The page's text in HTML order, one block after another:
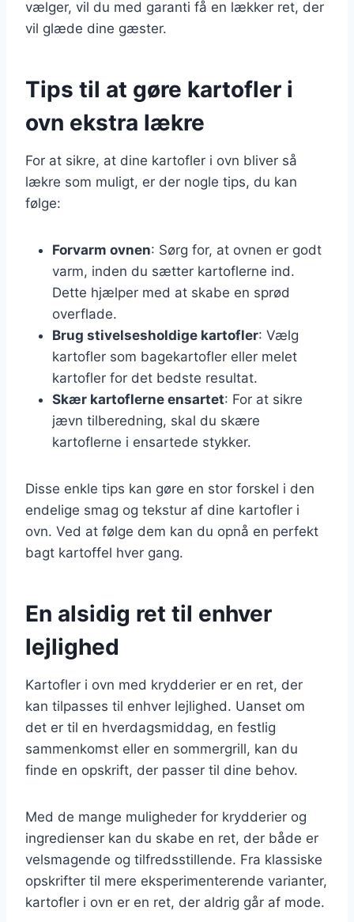
vælger, vil du med garanti få en lækker ret, der
vil glæde dine gæster.
Tips til at gøre kartofler i
ovn ekstra lækre
For at sikre, at dine kartofler i ovn bliver så
lækre som muligt, er der nogle tips, du kan
følge:
Forvarm ovnen: Sørg for, at ovnen er godt
varm, inden du sætter kartoflerne ind.
Dette hjælper med at skabe en sprød
overflade.
Brug stivelsesholdige kartofler: Vælg
kartofler som bagekartofler eller melet
kartofler for det bedste resultat.
Skær kartoflerne ensartet: For at sikre
jævn tilberedning, skal du skære
kartoflerne i ensartede stykker.
Disse enkle tips kan gøre en stor forskel i den
endelige smag og tekstur af dine kartofler i
ovn. Ved at følge dem kan du opnå en perfekt
bagt kartoffel hver gang.
En alsidig ret til enhver
lejlighed
Kartofler i ovn med krydderier er en ret, der
kan tilpasses til enhver lejlighed. Uanset om
det er til en hverdagsmiddag, en festlig
sammenkomst eller en sommergrill, kan du
finde en opskrift, der passer til dine behov.
Med de mange muligheder for krydderier og
ingredienser kan du skabe en ret, der både er
velsmagende og tilfredsstillende. Fra klassiske
opskrifter til mere eksperimenterende varianter,
kartofler i ovn er en ret, der aldrig går af mode.